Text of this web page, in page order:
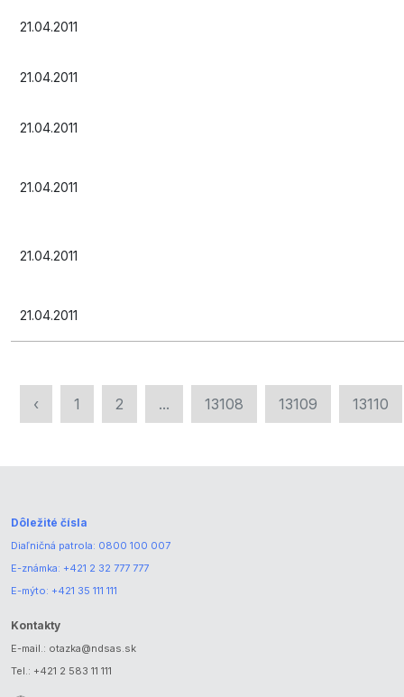
21.04.2011
21.04.2011
21.04.2011
21.04.2011
21.04.2011
21.04.2011
‹ 1 2 ... 13108 13109 13110
Dôležité čísla
Diaľničná patrola: 0800 100 007
E-známka: +421 2 32 777 777
E-mýto: +421 35 111 111
Kontakty
E-mail.: otazka@ndsas.sk
Tel.: +421 2 583 11 111